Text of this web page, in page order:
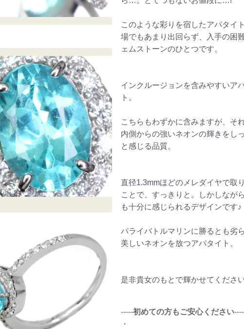
このような彩りを宿したアパタイ
場でもあまり出回らず、入手の困
ェムストーンのひとつです。
インクルージョンを含みやすいア
ト。
こちらもわずかに含みますが、そ
内側からの強いネオンの輝きをし
と感じる品質。
直径1.3mmほどのメレダイヤで取
ことで、すっきりと。しかしなが
も十分に感じられるデザインです♪
パライバトルマリンに勝るとも劣
美しいネオンを放つアパタイト。
是非貴女のもとで輝かせてくださ
-----初めての方もご安心ください
・